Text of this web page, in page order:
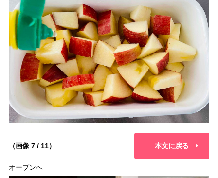
（画像 7 / 11） 本文に戻る
オーブンへ